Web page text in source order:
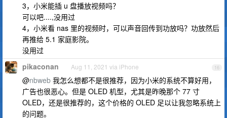
3，小米能插 u 盘播放视频吗？
可以吧....,没用过
4，小米看 nas 里的视频时，可以声音回传到功放吗？功放然后
再推给 5.1 家庭影院。
没用过
16
pikaconan Aug 11, 2021 via iPhone
@nbweb 我怎么想都不是很推荐，因为小米的系统不算好用，
广告也很恶心。但是 OLED 机型，尤其是昨晚那个 77 寸
OLED，还是很推荐的，这个价格的 OLED 足以让我忽略系统上
的问题。